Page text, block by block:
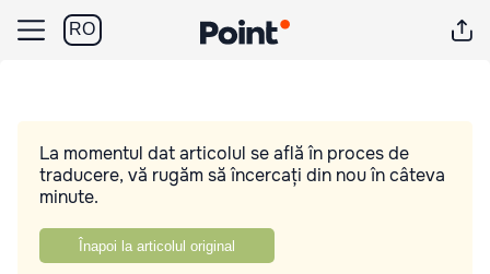
RO
La momentul dat articolul se află în proces de
traducere, vă rugăm să încercați din nou în câteva
minute.
Înapoi la articolul original